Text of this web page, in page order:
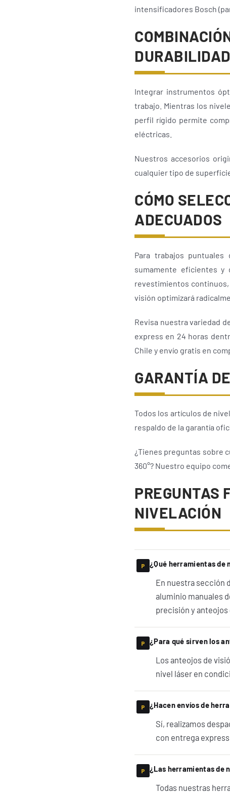
intensificadores Bosch
Integrar instrumentos
trabajo. Mientras los
perfil rígido permite
eléctricas.
Nuestros accesorios
cualquier tipo de
CÓMO
ADECUADOS
Para trabajos
sumamente eficientes y
revestimientos
visión optimizará
Revisa nuestra variedad
express en 24 horas
Chile y envío gratis en
GARANTÍA
Todos los artículos de
respaldo de la garantía
¿Tienes preguntas sobre
360°? Nuestro equipo
PREGUNTAS
NIVELACIÓN
¿Qué herramientas de
En nuestra sección
aluminio manuales
precisión y anteojos
¿Para qué sirven los
Los anteojos de
nivel láser en
¿Hacen envíos de
Sí, realizamos
con entrega
¿Las herramientas de
Todas nuestras